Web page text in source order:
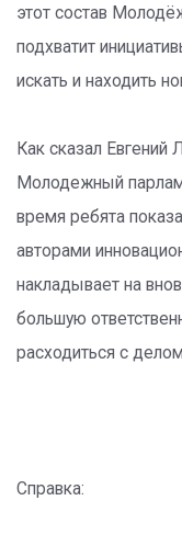
этот состав
подхватит
искать и находить
Как сказал
Молодежный
время ребята
авторами
накладывает на
большую
расходиться с
Справка: